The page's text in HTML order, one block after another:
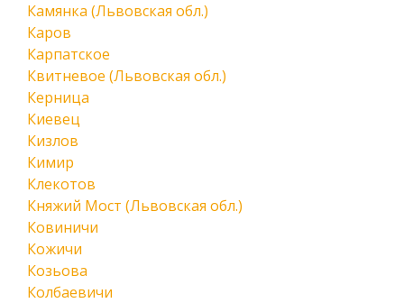
Камянка (Львовская обл.)
Каров
Карпатское
Квитневое (Львовская обл.)
Керница
Киевец
Кизлов
Кимир
Клекотов
Княжий Мост (Львовская обл.)
Ковиничи
Кожичи
Козьова
Колбаевичи